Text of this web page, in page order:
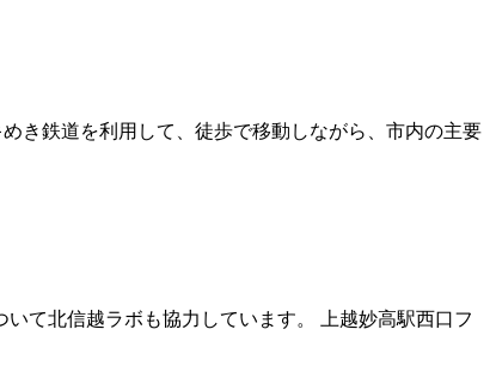
き鉄道を利用して、徒歩で移動しながら、市内の主要
て北信越ラボも協力しています。 上越妙高駅西口フ